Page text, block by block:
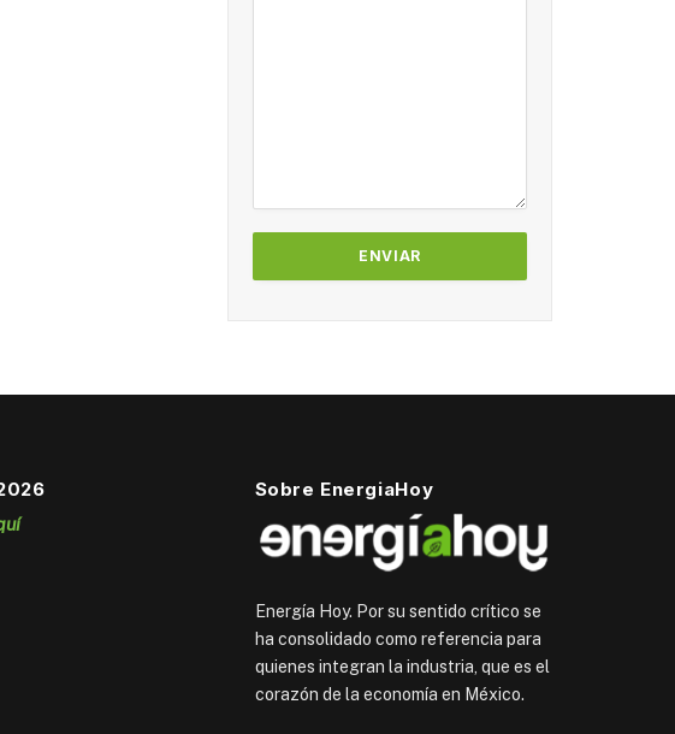
Sobre EnergiaHoy
Energía Hoy. Por su sentido crítico se
ha consolidado como referencia para
quienes integran la industria, que es el
corazón de la economía en México.